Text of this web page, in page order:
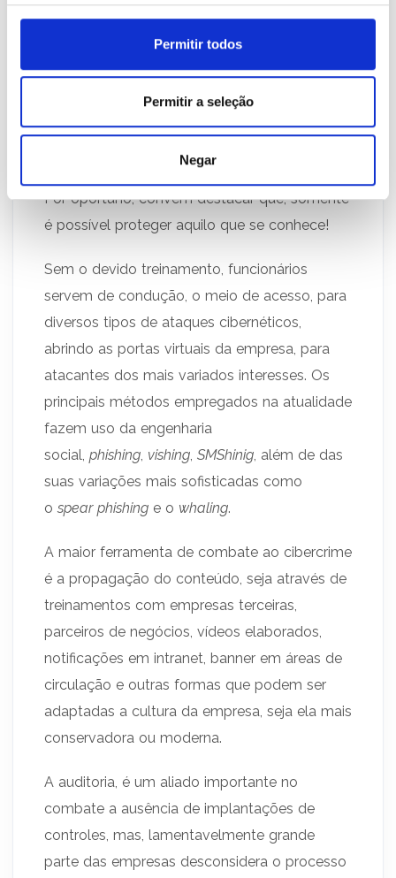
Permitir todos
Permitir a seleção
Negar
De toda forma, nenhuma das medidas de
proteção garantem totalmente o controle do
ambiente e dos dispositivos em uso, pois, se
os usuários não receber o treinamento
adequado, tornam-se potencialmente
Por oportuno, convêm destacar que, somente
é possível proteger aquilo que se conhece!
Sem o devido treinamento, funcionários
servem de condução, o meio de acesso, para
diversos tipos de ataques cibernéticos,
abrindo as portas virtuais da empresa, para
atacantes dos mais variados interesses. Os
principais métodos empregados na atualidade
fazem uso da engenharia
social, phishing, vishing, SMShinig, além de das
suas variações mais sofisticadas como
o spear phishing e o whaling.
A maior ferramenta de combate ao cibercrime
é a propagação do conteúdo, seja através de
treinamentos com empresas terceiras,
parceiros de negócios, vídeos elaborados,
notificações em intranet, banner em áreas de
circulação e outras formas que podem ser
adaptadas a cultura da empresa, seja ela mais
conservadora ou moderna.
A auditoria, é um aliado importante no
combate a ausência de implantações de
controles, mas, lamentavelmente grande
parte das empresas desconsidera o processo